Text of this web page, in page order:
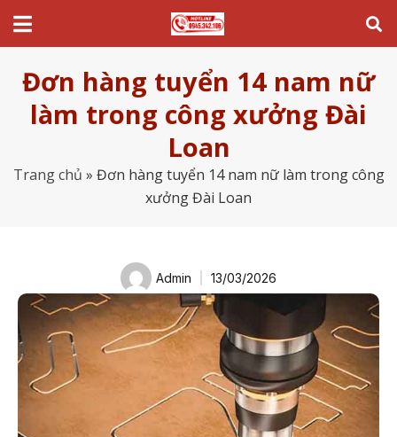
Đơn hàng tuyển 14 nam nữ
làm trong công xưởng Đài
Loan
Trang chủ » Đơn hàng tuyển 14 nam nữ làm trong công
xưởng Đài Loan
Admin 13/03/2026